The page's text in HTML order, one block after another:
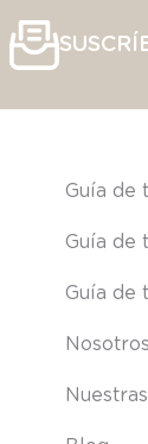
Guía de
Guía de
Guía de
Nosotros